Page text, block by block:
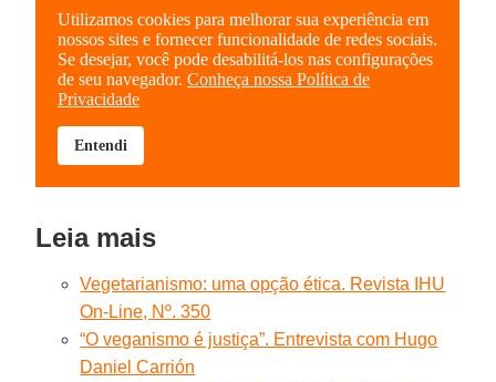
Leia mais
Vegetarianismo: uma opção ética. Revista IHU
On-Line, Nº. 350
“O veganismo é justiça”. Entrevista com Hugo
Daniel Carrión